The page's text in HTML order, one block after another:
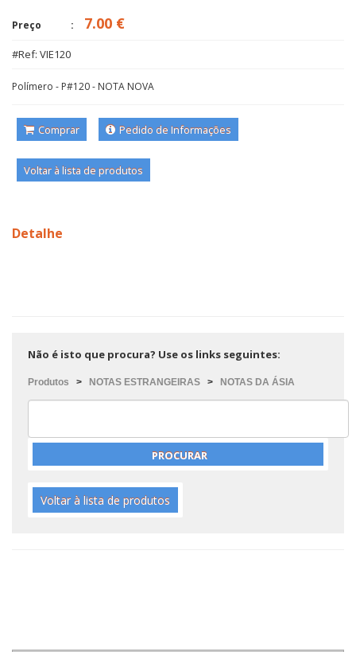
Preço 7.00 €
#Ref: VIE120
Polímero - P#120 - NOTA NOVA
Comprar Pedido de Informações
Voltar à lista de produtos
Detalhe
Não é isto que procura? Use os links seguintes:
Produtos > NOTAS ESTRANGEIRAS > NOTAS DA ÁSIA
Voltar à lista de produtos